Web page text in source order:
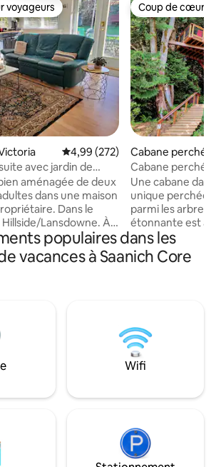
les plus appréciés
voyageurs
Évaluation moyenne sur la
4,99 (272)
avec jardin de
attend !
aménagée de deux
dans une maison
Dans le
Lansdowne. À
de Hillside Centre,
d'Oak Bay et de
14 minutes en bus du
Télévision HD et
Nespresso. Table de
mature. Adultes
et plus), pas
les frais de
Coup de cœur
Coup de cœur
Cabane perchée
Cabane perchée
Retraite de luxe
Une cabane dans
unique perchée à
parmi les arbres.
étonnante est
cèdres et 1 érable
languettes
permettent aux
de Washington.
équipements
pourriez avoir
pour se détendre
l'émerveillement
populaires dans les
vacances à Saanich Core
Wifi